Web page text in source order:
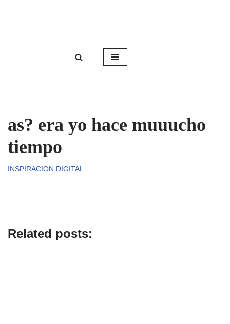
as? era yo hace muuucho
tiempo
INSPIRACION DIGITAL
Related posts: